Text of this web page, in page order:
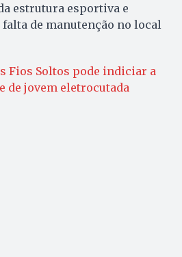
estrutura esportiva e
de manutenção no local
Fios Soltos pode indiciar a
de jovem eletrocutada